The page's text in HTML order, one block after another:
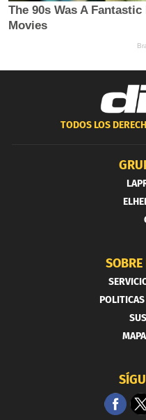
TODOS LOS
SOBRE